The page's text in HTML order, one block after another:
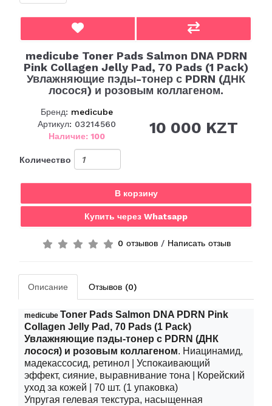
medicube Toner Pads Salmon DNA PDRN
Pink Collagen Jelly Pad, 70 Pads (1 Pack)
Увлажняющие пэды-тонер с PDRN (ДНК
лосося) и розовым коллагеном.
Бренд: medicube
Артикул: 03214560
Наличие: 100
10 000 KZT
Количество
В корзину
Купить через Whatsapp
0 отзывов/ Написать отзыв
Описание Отзывов (0)
medicube Toner Pads Salmon DNA PDRN Pink
Collagen Jelly Pad, 70 Pads (1 Pack)
Увлажняющие пэды-тонер с PDRN (ДНК
лосося) и розовым коллагеном. Ниацинамид,
мадекассосид, ретинол | Успокаивающий
эффект, сияние, выравнивание тона | Корейский
уход за кожей | 70 шт. (1 упаковка)
Упругая гелевая текстура, насыщенная